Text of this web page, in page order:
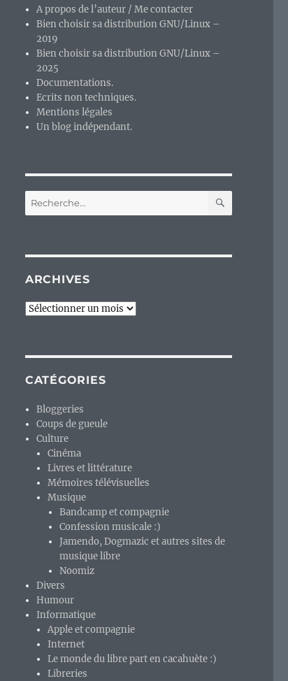
A propos de l’auteur / Me contacter
Bien choisir sa distribution GNU/Linux –
2019
Bien choisir sa distribution GNU/Linux –
2025
Documentations.
Ecrits non techniques.
Mentions légales
Un blog indépendant.
Recherche
pour :
ARCHIVES
Archives
CATÉGORIES
Bloggeries
Coups de gueule
Culture
Cinéma
Livres et littérature
Mémoires télévisuelles
Musique
Bandcamp et compagnie
Confession musicale :)
Jamendo, Dogmazic et autres sites de
musique libre
Noomiz
Divers
Humour
Informatique
Apple et compagnie
Internet
Le monde du libre part en cacahuète :)
Libreries